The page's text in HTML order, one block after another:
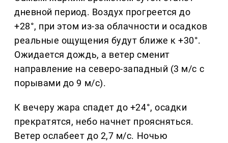
дневной период. Воздух прогреется до
+28°, при этом из-за облачности и осадков
реальные ощущения будут ближе к +30°.
Ожидается дождь, а ветер сменит
направление на северо-западный (3 м/с с
порывами до 9 м/с).
К вечеру жара спадет до +24°, осадки
прекратятся, небо начнет проясняться.
Ветер ослабеет до 2,7 м/с. Ночью